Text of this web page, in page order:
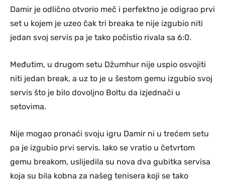
Damir je odlično otvorio meč i perfektno je odigrao prvi
set u kojem je uzeo čak tri breaka te nije izgubio niti
jedan svoj servis pa je tako počistio rivala sa 6:0.
Međutim, u drugom setu Džumhur nije uspio osvojiti
niti jedan break, a uz to je u šestom gemu izgubio svoj
servis što je bilo dovoljno Boltu da izjednači u
setovima.
Nije mogao pronaći svoju igru Damir ni u trećem setu
pa je izgubio prvi servis. Iako se vratio u četvrtom
gemu breakom, uslijedila su nova dva gubitka servisa
koja su bila kobna za našeg tenisera koji se tako